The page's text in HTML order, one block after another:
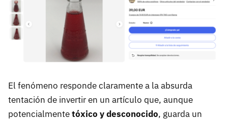
El fenómeno responde claramente a la absurda
tentación de invertir en un artículo que, aunque
potencialmentetóxico y desconocido, guarda un